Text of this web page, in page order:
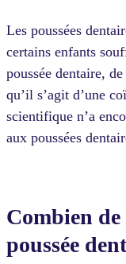
Les poussées
certains enfants
poussée dentaire,
qu’il s’agit d’une
scientifique n’a
aux poussées
Combien
poussée